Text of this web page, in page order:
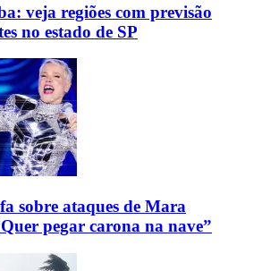
veja regiões com previsão
no estado de SP
sobre ataques de Mara
pegar carona na nave”